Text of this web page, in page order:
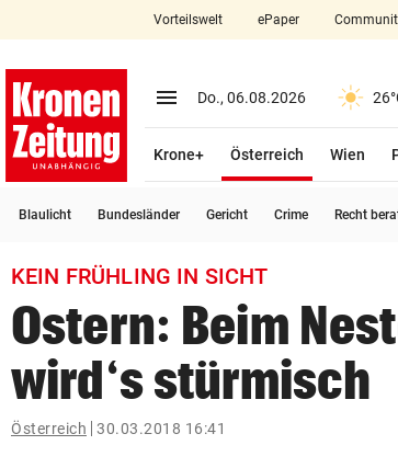
close
account_circle Anmelden
arrow_right
bookmark
search
Suchbegriff
eingeben
Vorteilswelt ePaper
menu Menü aufklappen
Do., 06.08.2026
Krone+ Österreich
Wien
Blaulicht Bundesländer Gericht Crime Recht
KEIN FRÜHLING IN SICHT
Ostern: Beim
wird‘s stürmisch
Österreich 30.03.2018 16:41